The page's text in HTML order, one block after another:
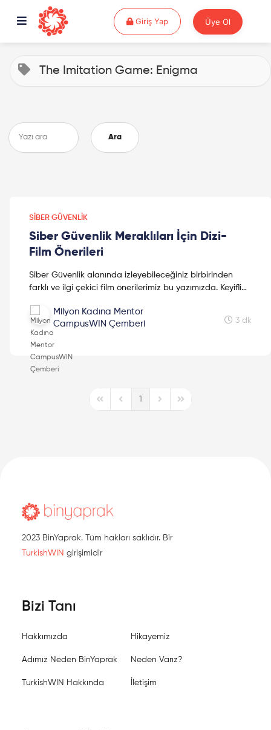
Giriş YapGiriş Yap Üye Ol
The Imitation Game: Enigma
Ara
SIBER GÜVENLIK
Siber Güvenlik Meraklıları İçin Dizi-
Film Önerileri
Siber Güvenlik alanında izleyebileceğiniz birbirinden
farklı ve ilgi çekici film önerilerimiz bu yazımızda. Keyifli
Milyon Kadına Mentor
CampusWIN Çemberi
3 dk
First PagePrevious Page
1
Next PageLast Page
2023 BinYaprak. Tüm hakları saklıdır. Bir
TurkishWIN girişimidir
Bizi Tanı
Hakkımızda Hikayemiz
Adımız Neden BinYaprak Neden Varız?
TurkishWIN Hakkında İletişim